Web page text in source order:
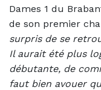
Dames 1 du
de son premier
surpris de se
Il aurait été plus
débutante, de
faut bien avouer